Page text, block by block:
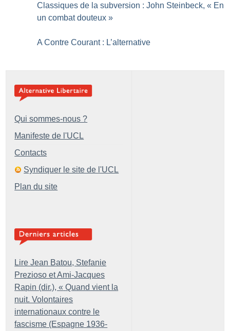
Classiques de la subversion : John Steinbeck, « En
un combat douteux »
A Contre Courant : L’alternative
Qui sommes-nous ?
Manifeste de l'UCL
Contacts
Syndiquer le site de l'UCL
Plan du site
Lire Jean Batou, Stefanie
Prezioso et Ami-Jacques
Rapin (dir.), « Quand vient la
nuit. Volontaires
internationaux contre le
fascisme (Espagne 1936-